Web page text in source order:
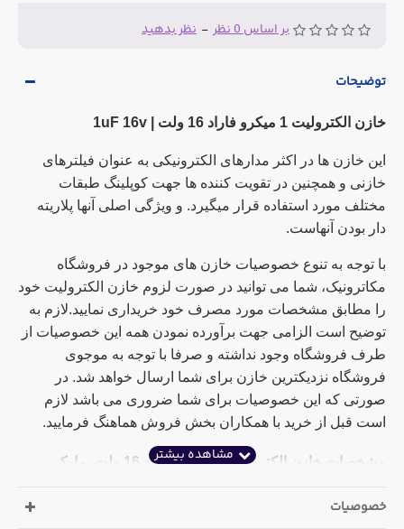
بر اساس 0 نظر - نظر بدهید
توضیحات
خازن الکترولیت 1 میکرو فاراد 16 ولت | 1uF 16v
این خازن ها در اکثر مدارهای الکترونیکی به عنوان فیلترهای
خازنی و همچنین در تقویت کننده ها جهت کوپلینگ طبقات
مختلف مورد استفاده قرار میگیرد. و ویژگی اصلی آنها پلاریته
دار بودن آنهاست.
با توجه به تنوع خصوصیات خازن های موجود در فروشگاه
مکاترونیک، شما می توانید در صورت لزوم خازن الکترولیت خود
را مطابق مشخصات مورد مصرف خود خریداری نمایید.لازم به
توضیح است الزامی جهت برآورده نمودن همه این خصوصیات از
طرف فروشگاه وجود نداشته و صرفا با توجه به موجوی
فروشگاه نزدیکترین خازن برای شما ارسال خواهد شد. در
صورتی که این خصوصیات برای شما ضروری می باشد لازم
است قبل از خرید با همکاران بخش فروش هماهنگ فرمایید.
مشخصات خازن الکترولیت 1 میکرو فاراد 16 ولت مارک
خصوصیات